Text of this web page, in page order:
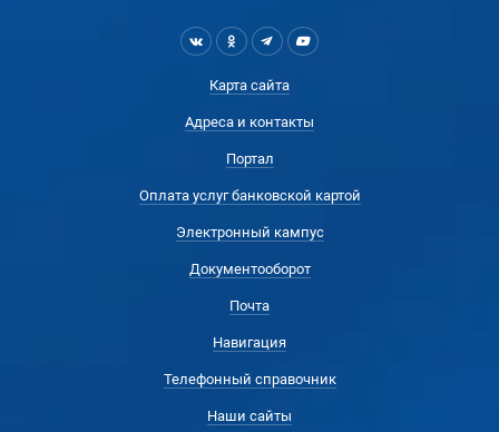
Карта сайта
Адреса и контакты
Портал
Оплата услуг банковской картой
Электронный кампус
Документооборот
Почта
Навигация
Телефонный справочник
Наши сайты